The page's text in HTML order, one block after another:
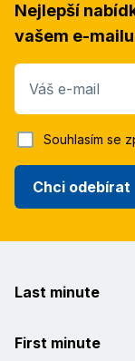
Nejlepší
vašem e-mailu
Váš e-mail
Chci odebírat
Souhlasím se
Last minute
First minute